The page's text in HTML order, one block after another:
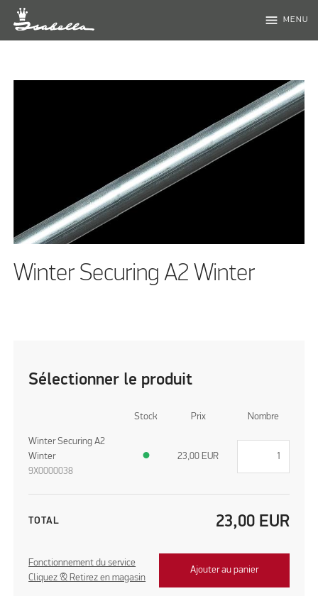
menu MENU
Winter Securing A2 Winter
Sélectionner le produit
Stock Prix Nombre
Winter Securing A2
Winter
9X0000038
● 23,00 EUR
TOTAL 23,00 EUR
Fonctionnement du service
Cliquez & Retirez en magasin
Ajouter au panier